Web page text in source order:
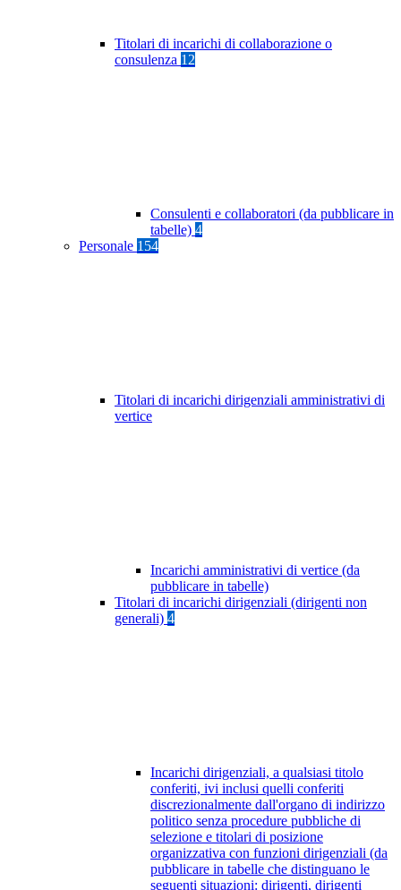
Titolari di incarichi di collaborazione o
consulenza 12
Consulenti e collaboratori (da pubblicare in
tabelle) 4
Personale 154
Titolari di incarichi dirigenziali amministrativi di
vertice
Incarichi amministrativi di vertice (da
pubblicare in tabelle)
Titolari di incarichi dirigenziali (dirigenti non
generali) 4
Incarichi dirigenziali, a qualsiasi titolo
conferiti, ivi inclusi quelli conferiti
discrezionalmente dall'organo di indirizzo
politico senza procedure pubbliche di
selezione e titolari di posizione
organizzativa con funzioni dirigenziali (da
pubblicare in tabelle che distinguano le
seguenti situazioni: dirigenti, dirigenti